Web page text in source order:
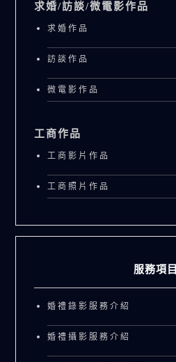
求婚/訪談/微電影作品
求婚作品
訪談作品
微電影作品
工商作品
工商影片作品
工商照片作品
服務項目
婚禮錄影服務介紹
婚禮攝影服務介紹